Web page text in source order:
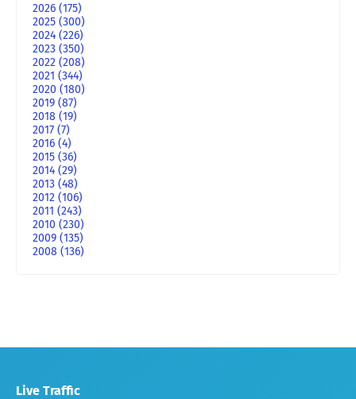
2026 (175)
2025 (300)
2024 (226)
2023 (350)
2022 (208)
2021 (344)
2020 (180)
2019 (87)
2018 (19)
2017 (7)
2016 (4)
2015 (36)
2014 (29)
2013 (48)
2012 (106)
2011 (243)
2010 (230)
2009 (135)
2008 (136)
Live Traffic